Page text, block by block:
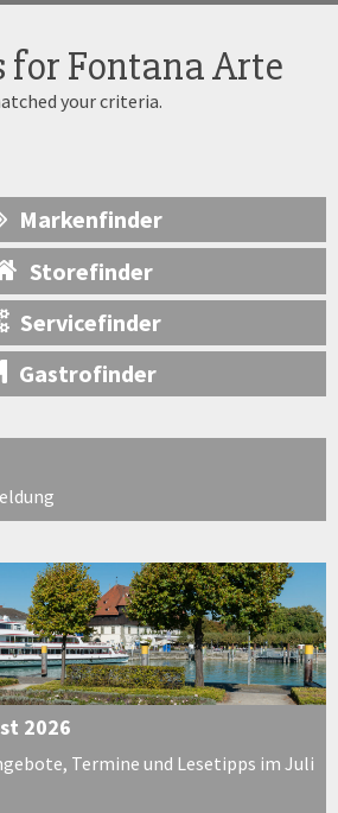
forFontana Arte
your criteria.
Markenfinder
Storefinder
Servicefinder
Gastrofinder
2026
Termine und Lesetipps im Juli